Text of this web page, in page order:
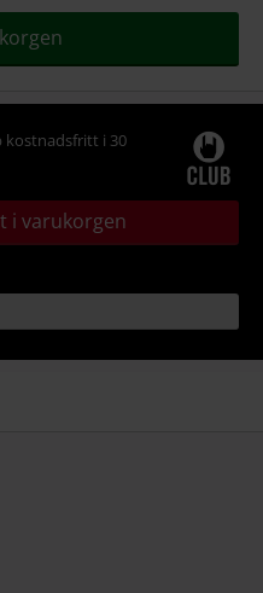
kostnadsfritt i 30
i varukorgen